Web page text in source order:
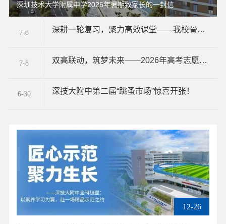
深圳技术大学附属中学2026年暑期致家长的一封信
7-8 深耕一轮复习，聚力高效课堂——我校骨干教师高三一轮复习示范课圆满开展
7-8 双高联动，筑梦未来——2026年高考志愿填报指导·高校招生咨询会圆满举行
6-30 深技大附中第二届“跳蚤市场”惊喜开张！
12-26